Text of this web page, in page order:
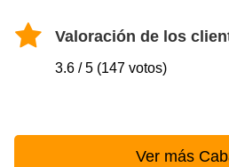
Valoración de los
3.6 / 5 (147 votos)
Ver más